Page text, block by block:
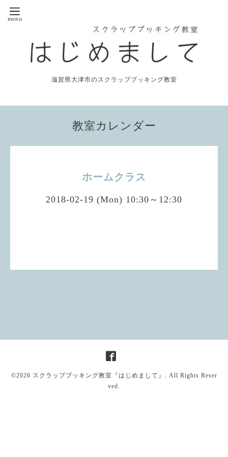
滋賀県大津市のスクラップブッキング教室
教室カレンダー
ホームクラス
2018-02-19 (Mon) 10:30～12:30
©2026 スクラップブッキング教室『はじめまして』
. All Rights Reser
ved.